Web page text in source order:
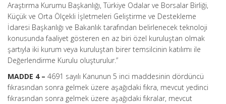
Araştırma Kurumu Başkanlığı, Türkiye Odalar ve Borsalar Birliği,
Küçük ve Orta Ölçekli İşletmeleri Geliştirme ve Destekleme
İdaresi Başkanlığı ve Bakanlık tarafından belirlenecek teknoloji
konusunda faaliyet gösteren en az biri özel kuruluştan olmak
şartıyla iki kurum veya kuruluştan birer temsilcinin katılımı ile
Değerlendirme Kurulu oluşturulur.”
MADDE 4 – 4691 sayılı Kanunun 5 inci maddesinin dördüncü
fıkrasından sonra gelmek üzere aşağıdaki fıkra, mevcut yedinci
fıkrasından sonra gelmek üzere aşağıdaki fıkralar, mevcut